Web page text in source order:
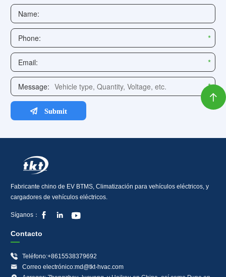

Fabricante chino de EV BTMS, Climatización para vehículos eléctricos, y
cargadores de vehículos eléctricos.
Síganos：   
Contacto

Teléfono:+8615538379692

Correo electrónico:md@tkt-hvac.com